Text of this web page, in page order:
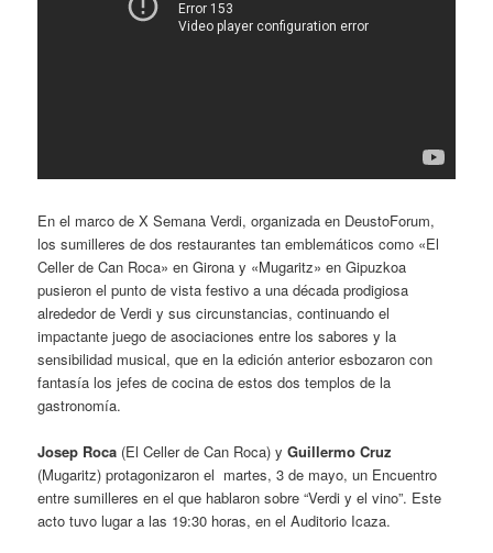
En el marco de X Semana Verdi, organizada en DeustoForum,
los sumilleres de dos restaurantes tan emblemáticos como «El
Celler de Can Roca» en Girona y «Mugaritz» en Gipuzkoa
pusieron el punto de vista festivo a una década prodigiosa
alrededor de Verdi y sus circunstancias, continuando el
impactante juego de asociaciones entre los sabores y la
sensibilidad musical, que en la edición anterior esbozaron con
fantasía los jefes de cocina de estos dos templos de la
gastronomía.
Josep Roca (El Celler de Can Roca) yGuillermo Cruz
(Mugaritz) protagonizaron el martes, 3 de mayo, un Encuentro
entre sumilleres en el que hablaron sobre “Verdi y el vino”. Este
acto tuvo lugar a las 19:30 horas, en el Auditorio Icaza.